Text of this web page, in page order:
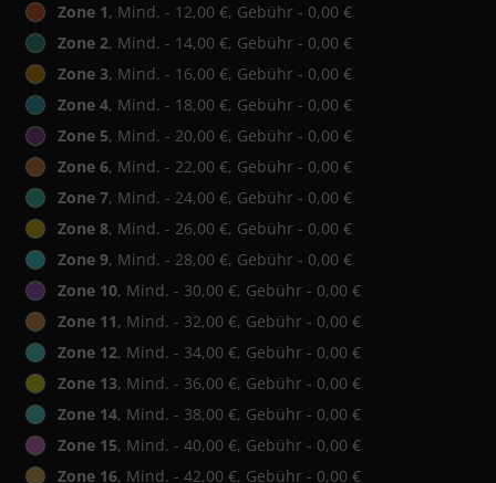
Zone 1, Mind. - 12,00 €, Gebühr - 0,00 €
Zone 2, Mind. - 14,00 €, Gebühr - 0,00 €
Zone 3, Mind. - 16,00 €, Gebühr - 0,00 €
Zone 4, Mind. - 18,00 €, Gebühr - 0,00 €
Zone 5, Mind. - 20,00 €, Gebühr - 0,00 €
Zone 6, Mind. - 22,00 €, Gebühr - 0,00 €
Zone 7, Mind. - 24,00 €, Gebühr - 0,00 €
Zone 8, Mind. - 26,00 €, Gebühr - 0,00 €
Zone 9, Mind. - 28,00 €, Gebühr - 0,00 €
Zone 10, Mind. - 30,00 €, Gebühr - 0,00 €
Zone 11, Mind. - 32,00 €, Gebühr - 0,00 €
Zone 12, Mind. - 34,00 €, Gebühr - 0,00 €
Zone 13, Mind. - 36,00 €, Gebühr - 0,00 €
Zone 14, Mind. - 38,00 €, Gebühr - 0,00 €
Zone 15, Mind. - 40,00 €, Gebühr - 0,00 €
Zone 16, Mind. - 42,00 €, Gebühr - 0,00 €